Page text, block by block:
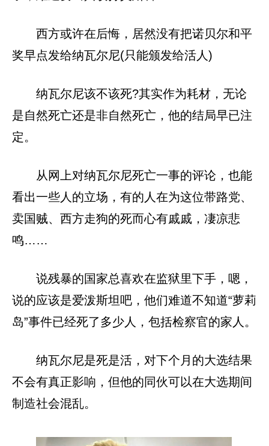
西方或许在后悔，居然没有把诺贝尔和平
奖早点发给纳瓦尔尼(只能颁发给活人)
纳瓦尔尼该不该死?其实作为耗材，无论
是自然死亡还是非自然死亡，他的结局早已注
定。
从网上对纳瓦尔尼死亡一事的评论，也能
看出一些人的立场，有的人在为这位带路党、
卖国贼、西方走狗的死而心有戚戚，凄凉悲
鸣……
说残暴的国家总喜欢在监狱里下手，嗯，
说的应该是爱泼斯坦吧，他们难道不知道“萝莉
岛”事件已经死了多少人，包括检察官的家人。
纳瓦尔尼是死是活，对下个月的大选结果
不会有真正影响，但他的同伙可以在大选期间
制造社会混乱。